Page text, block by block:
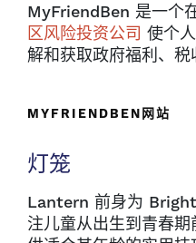
MyFriendBen 是一个
区风险投资公司 使个
解和获取政府福利、税
MYFRIENDBEN网站
灯笼
Lantern 前身为
注儿童从出生到青春